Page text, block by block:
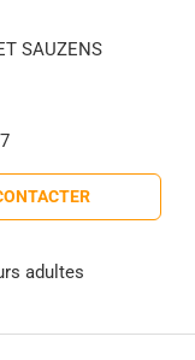
SAUZENS
adultes